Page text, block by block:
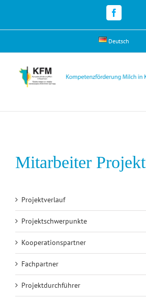
Facebook
Deutsch
Mitarbeiter Projekt
Projektverlauf
Projektschwerpunkte
Kooperationspartner
Fachpartner
Projektdurchführer